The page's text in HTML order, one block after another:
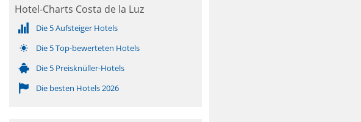
Hotel-Charts Costa de la Luz
Die 5 Aufsteiger Hotels
Die 5 Top-bewerteten Hotels
Die 5 Preisknüller-Hotels
Die besten Hotels 2026